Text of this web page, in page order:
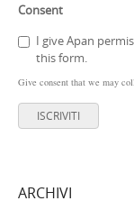
Consent
I give Apan
this form.
Give consent that we may
ISCRIVITI
ARCHIVI